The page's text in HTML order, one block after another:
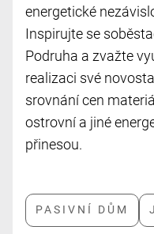
energetické
Inspirujte se
Podruha a zvažte
realizaci své
srovnání cen
ostrovní a jiné
přinesou.